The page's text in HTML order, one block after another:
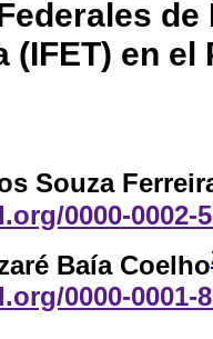
(IFET) en el
Souza
0000-0002-
Baía Coelho
0000-0001-